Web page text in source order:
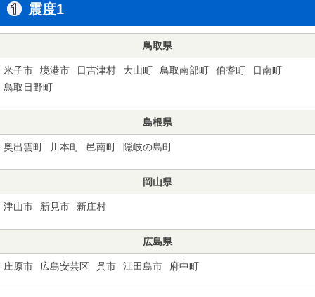
震度1
鳥取県
米子市 境港市 日吉津村 大山町 鳥取南部町 伯耆町
日南町
鳥取日野町
島根県
奥出雲町 川本町 邑南町 隠岐の島町
岡山県
津山市 新見市 新庄村
広島県
庄原市 広島安芸区 呉市 江田島市 府中町